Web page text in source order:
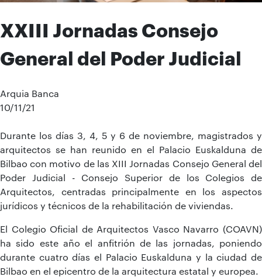
XXIII Jornadas Consejo
General del Poder Judicial
Arquia Banca
10/11/21
Durante los días 3, 4, 5 y 6 de noviembre, magistrados y
arquitectos se han reunido en el Palacio Euskalduna de
Bilbao con motivo de las XIII Jornadas Consejo General del
Poder Judicial - Consejo Superior de los Colegios de
Arquitectos, centradas principalmente en los aspectos
jurídicos y técnicos de la rehabilitación de viviendas.
El Colegio Oficial de Arquitectos Vasco Navarro (COAVN)
ha sido este año el anfitrión de las jornadas, poniendo
durante cuatro días el Palacio Euskalduna y la ciudad de
Bilbao en el epicentro de la arquitectura estatal y europea.